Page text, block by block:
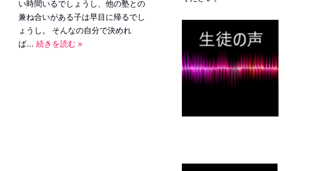
い時間いるでしょうし、他の塾との
兼ね合いがある子は早目に帰るでし
ょうし。 そんなの自分で決めれ
ば… 続きを読む »